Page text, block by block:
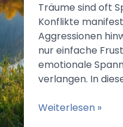
Träume sind oft
Konflikte
Aggressionen
nur einfache
emotionale
verlangen. In
Traumdeutung
Weiterlesen »